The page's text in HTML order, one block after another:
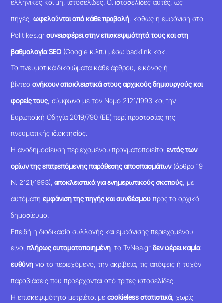
ελληνικές και μη, ιστοσελίδες. Οι ιστοσελίδες αυτές, ως
πηγές,ωφελούνται από κάθε προβολή, καθώς η εμφάνιση στο
Politikes.grσυνεισφέρει στην επισκεψιμότητά τους και στη
βαθμολογία SEO (Google κ.λπ.) μέσω backlink κοκ.
Τα πνευματικά δικαιώματα κάθε άρθρου, εικόνας ή
βίντεοανήκουν αποκλειστικά στους αρχικούς δημιουργούς και
φορείς τους, σύμφωνα με τον Νόμο 2121/1993 και την
Ευρωπαϊκή Οδηγία 2019/790 (ΕΕ) περί προστασίας της
πνευματικής ιδιοκτησίας.
Η αναδημοσίευση περιεχομένου πραγματοποιείταιεντός των
ορίων της επιτρεπόμενης παράθεσης αποσπασμάτων(άρθρο 19
Ν. 2121/1993), αποκλειστικά για ενημερωτικούς σκοπούς, με
αυτόματηεμφάνιση της πηγής και συνδέσμου προς το αρχικό
δημοσίευμα.
Επειδή η διαδικασία συλλογής και εμφάνισης περιεχομένου
είναιπλήρως αυτοματοποιημένη, το TvNea.grδεν φέρει καμία
ευθύνη για το περιεχόμενο, την ακρίβεια, τις απόψεις ή τυχόν
παραβιάσεις που προέρχονται από τρίτες ιστοσελίδες.
Η επισκεψιμότητα μετριέται μεcookieless στατιστικά, χωρίς